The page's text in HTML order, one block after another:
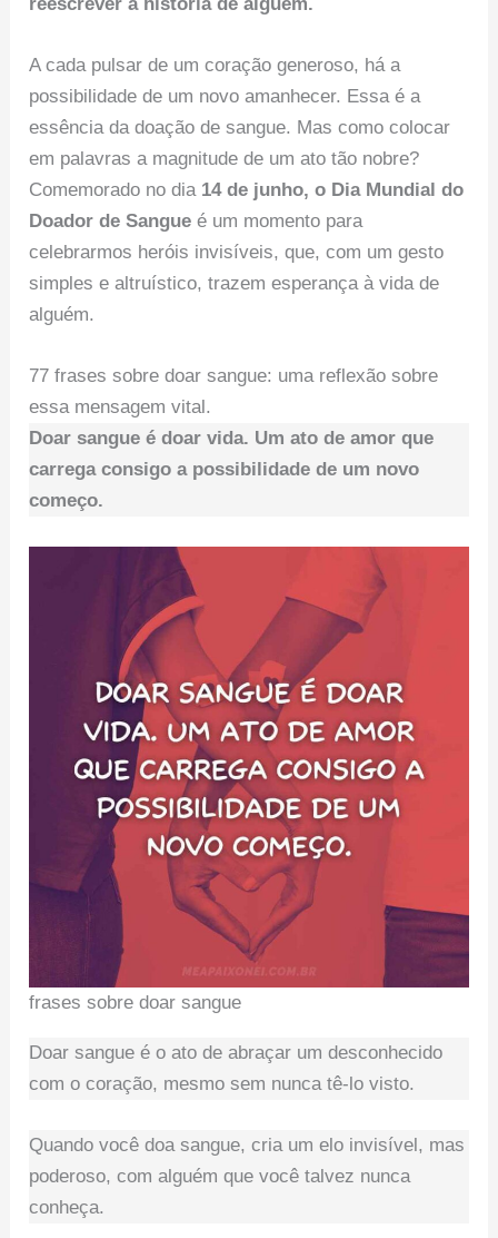
A cada pulsar de um coração generoso, há a
possibilidade de um novo amanhecer. Essa é a
essência da doação de sangue. Mas como colocar
em palavras a magnitude de um ato tão nobre?
Comemorado no dia 14 de junho, o Dia Mundial do
Doador de Sangue é um momento para
celebrarmos heróis invisíveis, que, com um gesto
simples e altruístico, trazem esperança à vida de
alguém.
77 frases sobre doar sangue: uma reflexão sobre
essa mensagem vital.
Doar sangue é doar vida. Um ato de amor que
carrega consigo a possibilidade de um novo
começo.
frases sobre doar sangue
Doar sangue é o ato de abraçar um desconhecido
com o coração, mesmo sem nunca tê-lo visto.
Quando você doa sangue, cria um elo invisível, mas
poderoso, com alguém que você talvez nunca
conheça.